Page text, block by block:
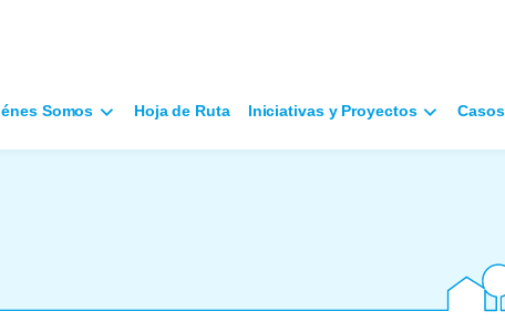
Somos Hoja de Ruta Iniciativas y Proyectos